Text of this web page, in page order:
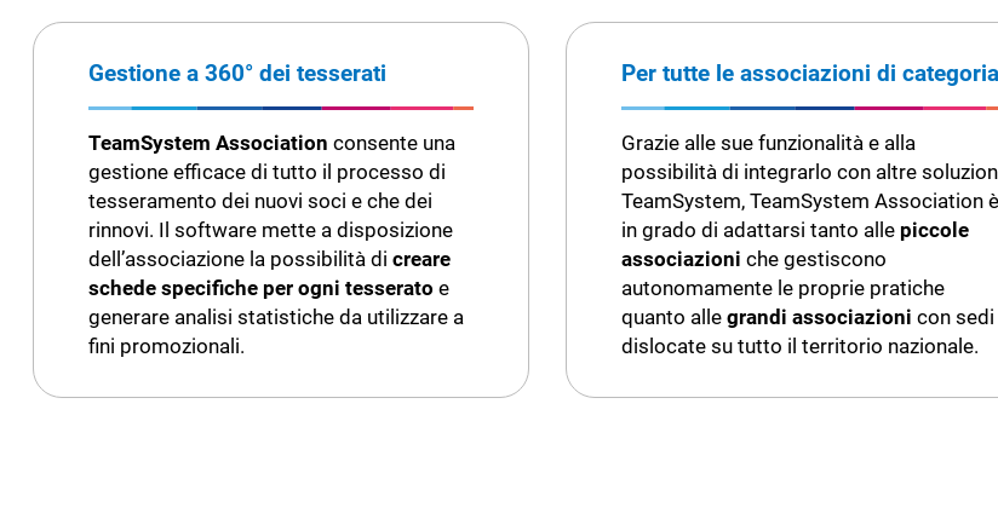
Gestione a 360° dei tesserati
TeamSystem Association consente una
gestione efficace di tutto il processo di
tesseramento dei nuovi soci e che dei
rinnovi. Il software mette a disposizione
dell’associazione la possibilità di creare
schede specifiche per ogni tesserato e
generare analisi statistiche da utilizzare a
fini promozionali.
Per tutte le associazioni di categoria
Grazie alle sue funzionalità e alla
possibilità di integrarlo con altre
TeamSystem, TeamSystem Association è
in grado di adattarsi tanto alle piccole
associazioni che gestiscono
autonomamente le proprie pratiche
quanto alle grandi associazioni con sedi
dislocate su tutto il territorio nazionale.